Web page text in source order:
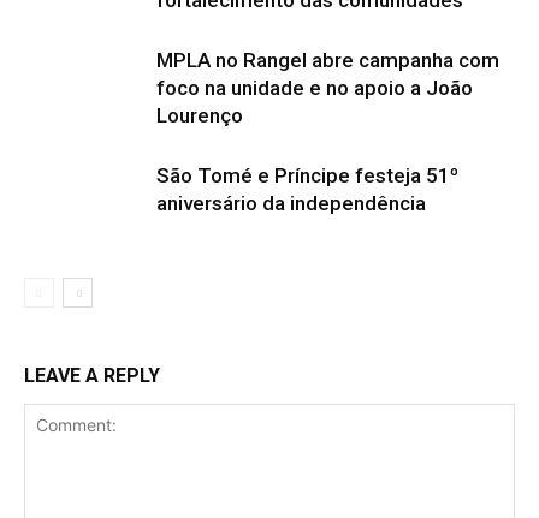
MPLA no Rangel abre campanha com
foco na unidade e no apoio a João
Lourenço
São Tomé e Príncipe festeja 51º
aniversário da independência
LEAVE A REPLY